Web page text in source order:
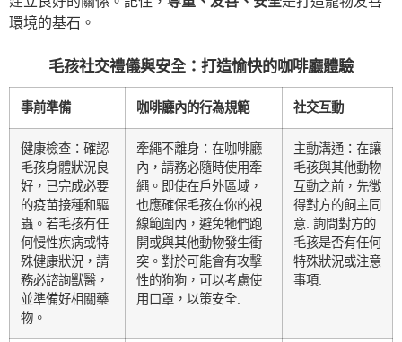
環境的基石。
毛孩社交禮儀與安全：打造愉快的咖啡廳體驗
事前準備 咖啡廳內的行為規範 社交互動
健康檢查：確認
毛孩身體狀況良
好，已完成必要
的疫苗接種和驅
蟲。若毛孩有任
何慢性疾病或特
殊健康狀況，請
務必諮詢獸醫，
並準備好相關藥
物。
牽繩不離身：在咖啡廳
內，請務必隨時使用牽
繩。即使在戶外區域，
也應確保毛孩在你的視
線範圍內，避免牠們跑
開或與其他動物發生衝
突。對於可能會有攻擊
性的狗狗，可以考慮使
用口罩，以策安全.
主動溝通：在讓
毛孩與其他動物
互動之前，先徵
得對方的飼主同
意. 詢問對方的
毛孩是否有任何
特殊狀況或注意
事項.